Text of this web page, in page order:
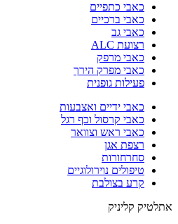
כאבי כתפיים
כאבי ברכיים
כאבי גב
רצועת ALC
כאבי מרפק
כאבי מפרק הירך
פעילות גופנית
כאבי ידיים ואצבעות
כאבי קרסול וכף רגל
כאבי ראש וצוואר
רצפת אגן
סחרחורות
טיפולים נוירולוגיים
קרע בצולבת
אתלטיק קליניק